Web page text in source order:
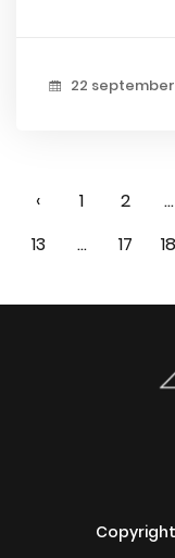
22
‹ 1 2 ...
13
... 17 18